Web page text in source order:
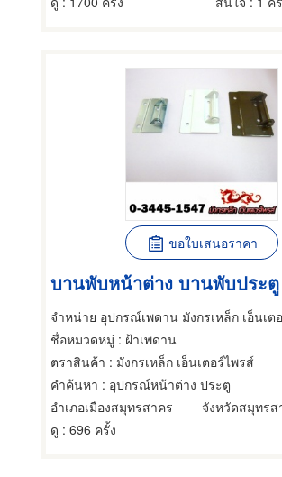
ขอใบเสนอราคา
บานพับหน้าต่าง บานพับประตู
จำหน่าย อุปกรณ์เพดาน มังกรเหล็ก เอ็นเต
ชื่อหมวดหมู่ : ฝ้าเพดาน
ตราสินค้า : มังกรเหล็ก เอ็นเตอร์ไพรส์
คำค้นหา : อุปกรณ์หน้าต่าง ประตู
อำเภอเมืองสมุทรสาคร
จังหวัดสมุทรส
ดู : 696 ครั้ง